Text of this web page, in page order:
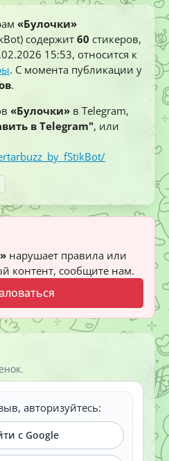
«Булочки»
содержит 60 стикеров,
15:53, относится к
. С момента публикации у
.
«Булочки» в Telegram,
в Telegram", или
нарушает правила или
контент, сообщите нам.
авторизуйтесь:
с Google